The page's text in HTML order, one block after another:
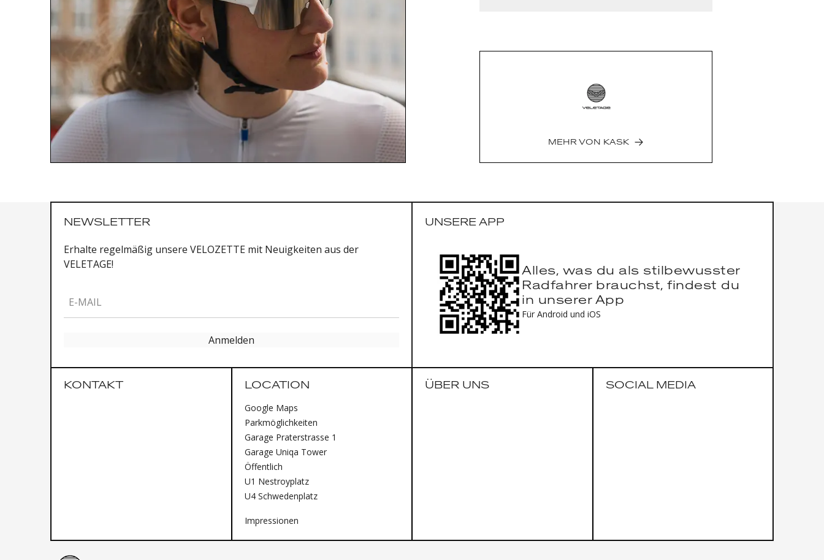
Außenmaterial: Matt
MEHR VON KASK
NEWSLETTER
Erhalte regelmäßig unsere VELOZETTE mit Neuigkeiten aus der
VELETAGE!
E-MAIL
Anmelden
UNSERE APP
Alles, was du als stilbewusster
Radfahrer brauchst, findest du
in unserer App
Für Android und iOS
KONTAKT LOCATION
Google Maps
Parkmöglichkeiten
Garage Praterstrasse 1
Garage Uniqa Tower
Öffentlich
U1 Nestroyplatz
U4 Schwedenplatz
Impressionen
ÜBER UNS SOCIAL MEDIA